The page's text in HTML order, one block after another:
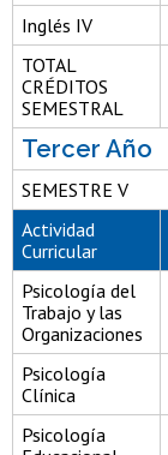
Inglés IV
TOTAL
CRÉDITOS
SEMESTRAL
Tercer Año
SEMESTRE V
Actividad
Curricular
Psicología del
Trabajo y las
Organizaciones
Psicología
Clínica
Psicología